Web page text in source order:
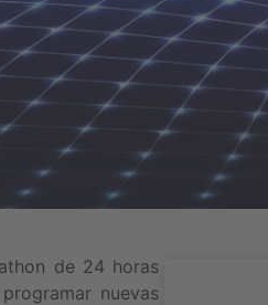
de 24 horas
nuevas